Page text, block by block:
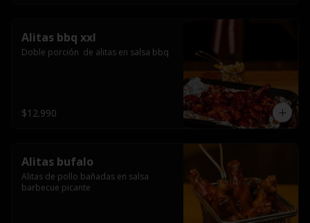
Alitas bbq xxl
Doble porción  de alitas en salsa bbq
$12.990
Alitas bufalo
Alitas de pollo bañadas en salsa
barbecue picante